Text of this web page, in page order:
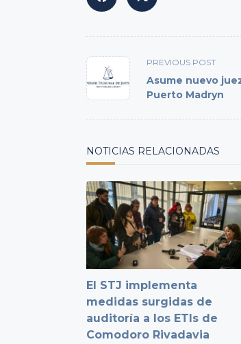
<span
class="nav-
subtitle
PREVIOUS POST
Asume nuevo
Puerto Madryn
NOTICIAS RELACIONADAS
El STJ implementa
medidas surgidas de
auditoría a los ETIs de
Comodoro Rivadavia